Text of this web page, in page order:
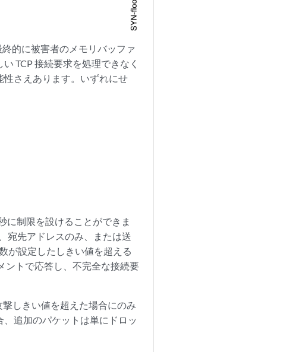
的に被害者のメモリバッファ
TCP 接続要求を処理できなく
さえあります。いずれにせ
に制限を設けることができま
宛先アドレスのみ、または送
が設定したしきい値を超える
ントで応答し、不完全な接続要
しきい値を超えた場合にのみ
追加のパケットは単にドロッ